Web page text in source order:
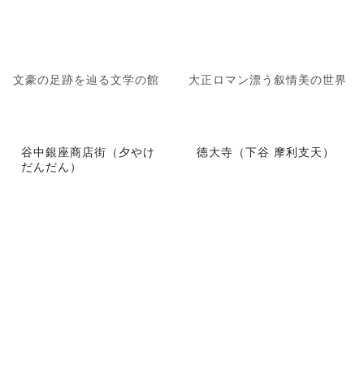
文豪の足跡を辿る文学の館 大正ロマン漂う叙情美の世界
谷中銀座商店街（夕やけ
だんだん）
徳大寺（下谷 摩利支天）